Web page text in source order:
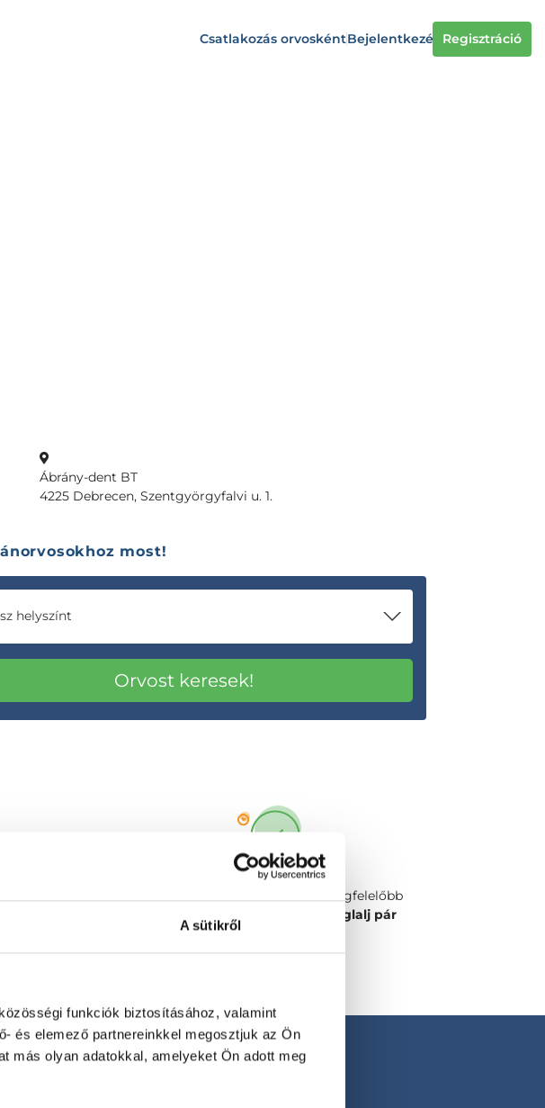
A sütikről
funkciók biztosításához, valamint
és elemező partnereinkkel megosztjuk az Ön
más olyan adatokkal, amelyeket Ön adott meg
Csatlakozás orvoskéntBejelentkezés Regisztráció
Ábrány-dent BT
4225 Debrecen, Szentgyörgyfalvi u. 1.
most!
helyszínt
Válaszd ki a számodra legmegfelelőbb
foglalj pár